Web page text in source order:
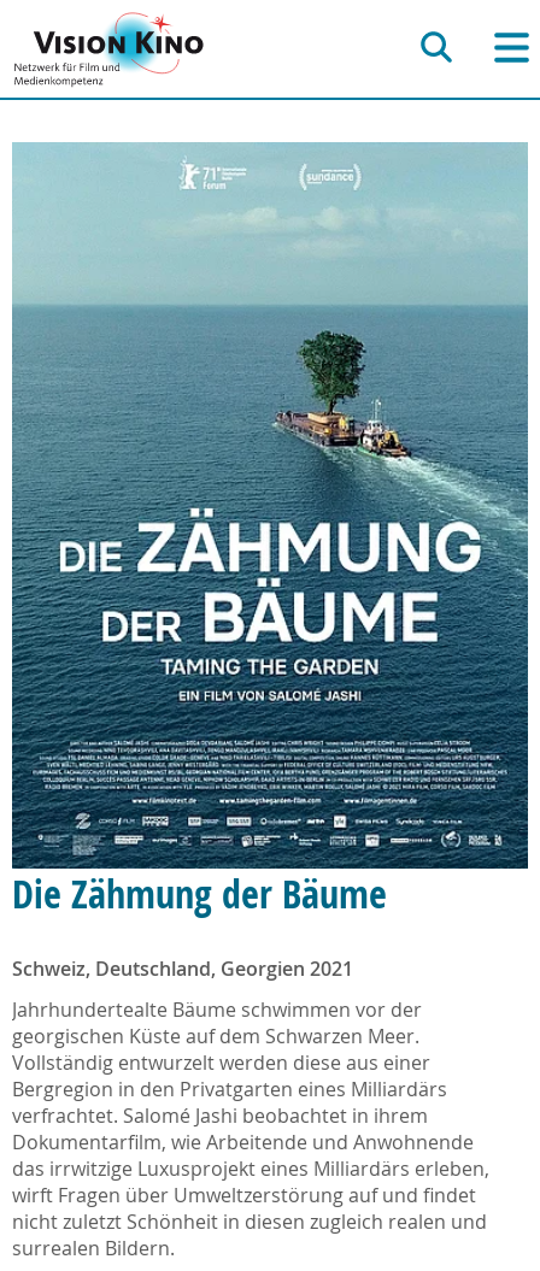
Die Zähmung der Bäume
Schweiz, Deutschland, Georgien 2021
Jahrhundertealte Bäume schwimmen vor der
georgischen Küste auf dem Schwarzen Meer.
Vollständig entwurzelt werden diese aus einer
Bergregion in den Privatgarten eines Milliardärs
verfrachtet. Salomé Jashi beobachtet in ihrem
Dokumentarfilm, wie Arbeitende und Anwohnende
das irrwitzige Luxusprojekt eines Milliardärs erleben,
wirft Fragen über Umweltzerstörung auf und findet
nicht zuletzt Schönheit in diesen zugleich realen und
surrealen Bildern.